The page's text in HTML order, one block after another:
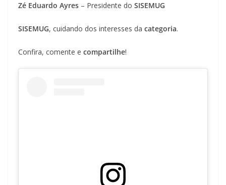
Zé Eduardo Ayres – Presidente do SISEMUG
SISEMUG, cuidando dos interesses da categoria.
Confira, comente e compartilhe!